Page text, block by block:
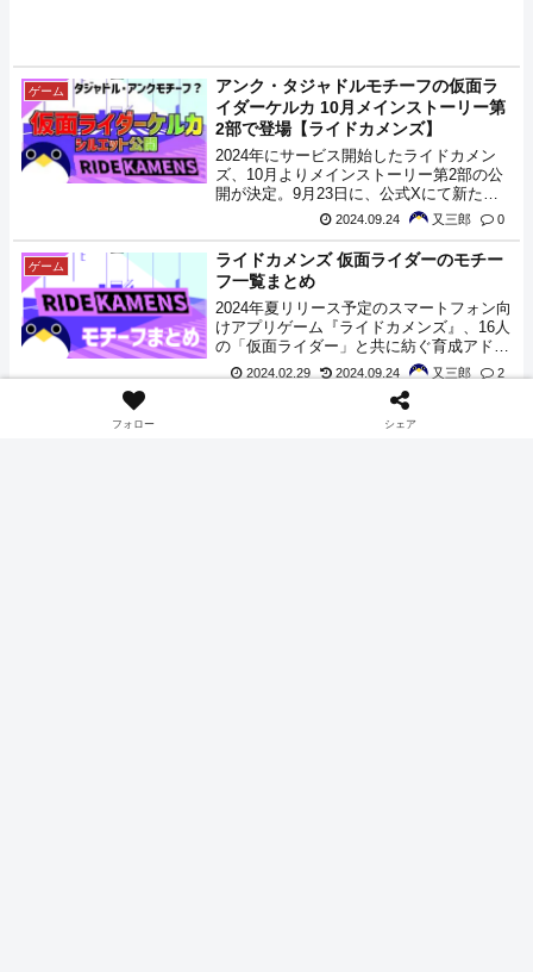
ゲーム
アンク・タジャドルモチーフの仮面ラ
イダーケルカ 10月メインストーリー第
2部で登場【ライドカメンズ】
2024年にサービス開始したライドカメン
ズ、10月よりメインストーリー第2部の公
開が決定。9月23日に、公式Xにて新たな
仮面ライダー『仮面ライダーケルカ』のシ
ルエットが公開されました。
2024.09.24 又三郎 0
ゲーム
ライドカメンズ 仮面ライダーのモチー
フ一覧まとめ
2024年夏リリース予定のスマートフォン向
けアプリゲーム『ライドカメンズ』、16人
の「仮面ライダー」と共に紡ぐ育成アドベ
ンチャーゲーム。仮面ライダーを題材とし
たちょっと異色のアプリゲームとなってお
り、登場するライダーの情報は公式Xにて
少しずつ公開されています。また、この作
2024.02.29 2024.09.24 又三郎 2
フォロー シェア